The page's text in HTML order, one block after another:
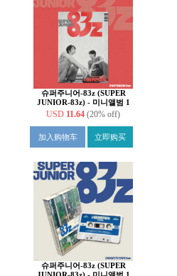
슈퍼주니어-83z (SUPER
JUNIOR-83z) - 미니앨범 1
집 : 너를 위한 약속
(Promise) [Photobook Ver.]
USD 11.64 (20% off)
加入购物车 立即购买
슈퍼주니어-83z (SUPER
JUNIOR-83z) - 미니앨범 1